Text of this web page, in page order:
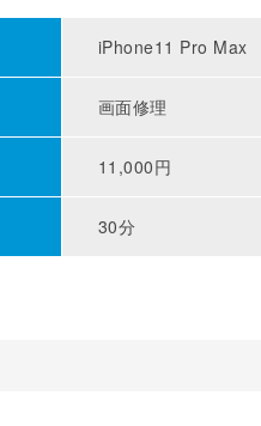
iPhone11 Pro Max
画面修理
11,000円
30分